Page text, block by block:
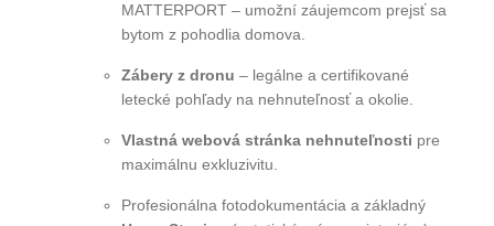
MATTERPORT – umožní záujemcom prejsť sa
bytom z pohodlia domova.
Zábery z dronu – legálne a certifikované
letecké pohľady na nehnuteľnosť a okolie.
Vlastná webová stránka nehnuteľnosti pre
maximálnu exkluzivitu.
Profesionálna fotodokumentácia a základný